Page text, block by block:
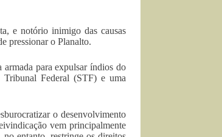
e notório inimigo das causas
pressionar o Planalto.
para expulsar índios do
Federal (STF) e uma
o desenvolvimento
vem principalmente